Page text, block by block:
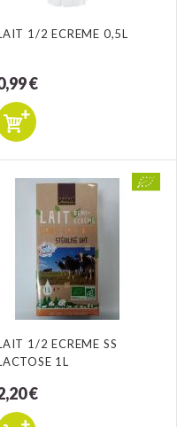
1/2 ECREME 0,5L
€
1/2 ECREME SS
1L
€